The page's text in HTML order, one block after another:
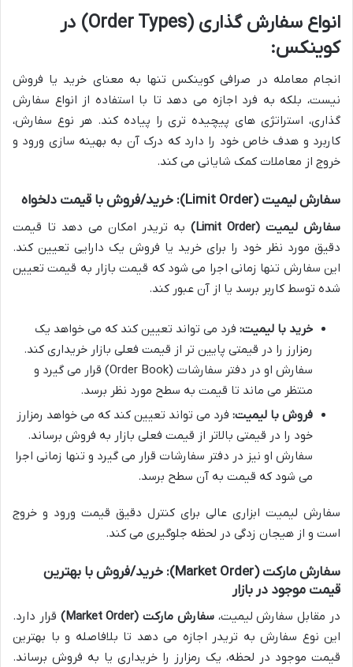
انواع سفارش گذاری (Order Types) در
کوینکس:
انجام معامله در صرافی کوینکس تنها به معنای خرید یا فروش
نیست، بلکه به فرد اجازه می دهد تا با استفاده از انواع سفارش
گذاری، استراتژی های پیچیده تری را پیاده کند. هر نوع سفارش،
کاربرد و هدف خاص خود را دارد که درک آن به بهینه سازی ورود و
خروج از معاملات کمک شایانی می کند.
سفارش لیمیت (Limit Order): خرید/فروش با قیمت دلخواه
سفارش لیمیت (Limit Order)
به تریدر امکان می دهد تا قیمت
دقیق مورد نظر خود را برای خرید یا فروش یک دارایی تعیین کند.
این سفارش تنها زمانی اجرا می شود که قیمت بازار به قیمت تعیین
شده توسط کاربر برسد یا از آن عبور کند.
خرید با لیمیت: فرد می تواند تعیین کند که می خواهد یک
رمزارز را در قیمتی پایین تر از قیمت فعلی بازار خریداری کند.
سفارش او در دفتر سفارشات (Order Book) قرار می گیرد و
منتظر می ماند تا قیمت به سطح مورد نظر برسد.
فروش با لیمیت: فرد می تواند تعیین کند که می خواهد رمزارز
خود را در قیمتی بالاتر از قیمت فعلی بازار به فروش برساند.
سفارش او نیز در دفتر سفارشات قرار می گیرد و تنها زمانی اجرا
می شود که قیمت به آن سطح برسد.
سفارش لیمیت ابزاری عالی برای کنترل دقیق قیمت ورود و خروج
است و از هیجان زدگی در لحظه جلوگیری می کند.
سفارش مارکت (Market Order): خرید/فروش با بهترین
قیمت موجود در بازار
در مقابل سفارش لیمیت،سفارش مارکت (Market Order)
قرار دارد.
این نوع سفارش به تریدر اجازه می دهد تا بلافاصله و با بهترین
قیمت موجود در لحظه، یک رمزارز را خریداری یا به فروش برساند.